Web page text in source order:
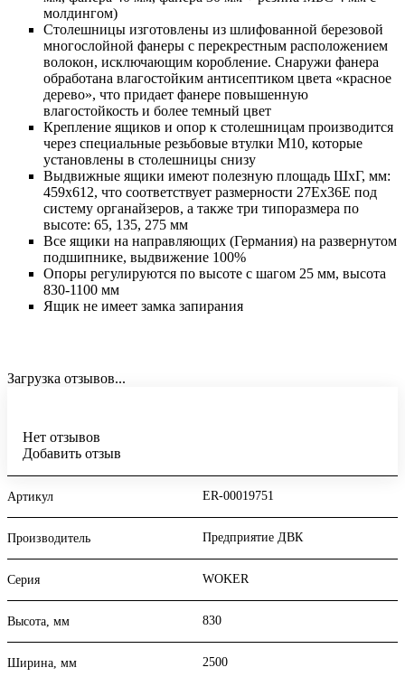
молдингом)
Столешницы изготовлены из шлифованной березовой
многослойной фанеры с перекрестным расположением
волокон, исключающим коробление. Снаружи фанера
обработана влагостойким антисептиком цвета «красное
дерево», что придает фанере повышенную
влагостойкость и более темный цвет
Крепление ящиков и опор к столешницам производится
через специальные резьбовые втулки М10, которые
установлены в столешницы снизу
Выдвижные ящики имеют полезную площадь ШхГ, мм:
459х612, что соответствует размерности 27Ех36Е под
систему органайзеров, а также три типоразмера по
высоте: 65, 135, 275 мм
Все ящики на направляющих (Германия) на развернутом
подшипнике, выдвижение 100%
Опоры регулируются по высоте с шагом 25 мм, высота
830-1100 мм
Ящик не имеет замка запирания
Загрузка отзывов...
Нет отзывов
Добавить отзыв
Артикул ER-00019751
Производитель Предприятие ДВК
Серия WOKER
Высота, мм 830
Ширина, мм 2500